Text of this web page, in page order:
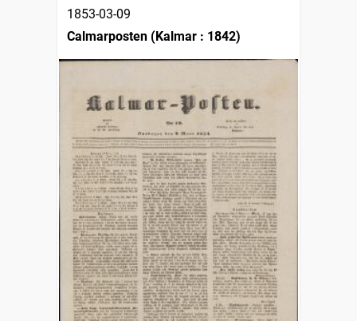
1853-03-09
Calmarposten (Kalmar : 1842)